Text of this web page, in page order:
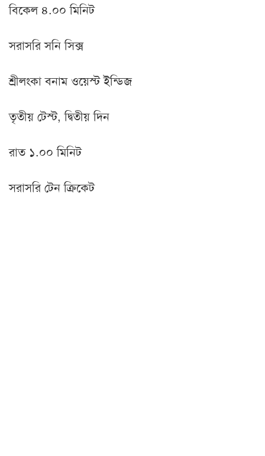
বিকেল ৪.০০ মিনিট
সরাসরি সনি সিক্স
শ্রীলংকা বনাম ওয়েস্ট ইন্ডিজ
তৃতীয় টেস্ট, দ্বিতীয় দিন
রাত ১.০০ মিনিট
সরাসরি টেন ক্রিকেট